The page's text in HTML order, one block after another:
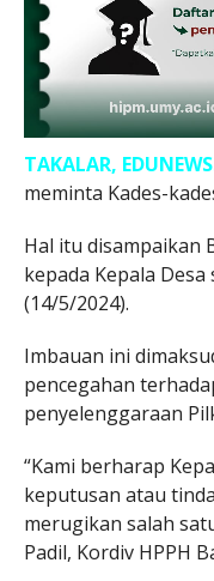
TAKALAR,
meminta Kades-
Hal itu disampaikan
kepada Kepala
(14/5/2024).
Imbauan ini
pencegahan
penyelenggaraan
“Kami berharap
keputusan atau
merugikan salah
Padil, Kordiv HPPH